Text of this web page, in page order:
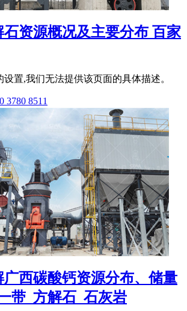
石资源概况及主要分布 百家
设置,我们无法提供该页面的具体描述。
3780 8511
广西碳酸钙资源分布、储量
带_方解石_石灰岩